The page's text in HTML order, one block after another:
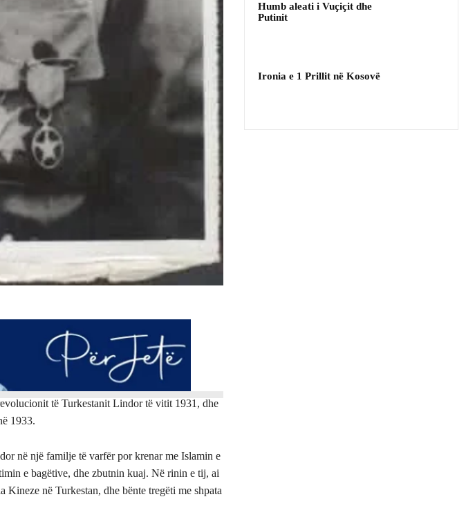
të Turkestanit Lindor të vitit 1931, dhe
1933.
në një familje të varfër por krenar me Islamin e
e bagëtive, dhe zbutnin kuaj. Në rinin e tij, ai
në Turkestan, dhe bënte tregëti me shpata
Humb aleati i Vuçiçit dhe
Putinit
Ironia e 1 Prillit në Kosovë